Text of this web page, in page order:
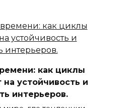
как циклы
устойчивость и
интерьеров.